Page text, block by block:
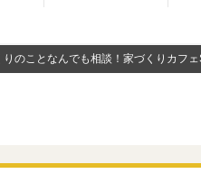
りのことなんでも相談！家づくりカフ